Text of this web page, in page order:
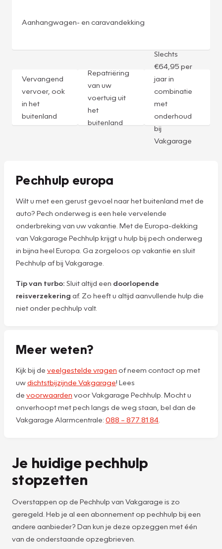
Aanhangwagen- en caravandekking
Vervangend
vervoer, ook
in het
buitenland
Repatriëring
van uw
voertuig uit
het
buitenland
Slechts
€64,95 per
jaar in
combinatie
met
onderhoud
bij
Vakgarage
Pechhulp europa
Wilt u met een gerust gevoel naar het buitenland met de
auto? Pech onderweg is een hele vervelende
onderbreking van uw vakantie. Met de Europa-dekking
van Vakgarage Pechhulp krijgt u hulp bij pech onderweg
in bijna heel Europa. Ga zorgeloos op vakantie en sluit
Pechhulp af bij Vakgarage.
Tip van turbo: Sluit altijd een doorlopende
reisverzekering af. Zo heeft u altijd aanvullende hulp die
niet onder pechhulp valt.
Meer weten?
Kijk bij de veelgestelde vragen of neem contact op met
uwdichtstbijzijnde Vakgarage! Lees
de voorwaarden voor Vakgarage Pechhulp. Mocht u
onverhoopt met pech langs de weg staan, bel dan de
Vakgarage Alarmcentrale: 088 – 877 81 84
Je huidige pechhulp
stopzetten
Overstappen op de Pechhulp van Vakgarage is zo
geregeld. Heb je al een abonnement op pechhulp bij een
andere aanbieder? Dan kun je deze opzeggen met één
van de onderstaande opzegbrieven.